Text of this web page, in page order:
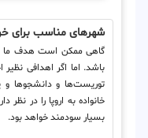
شهرهای مناسب برای
گاهی ممکن است هدف ما
باشد. اما اگر اهدافی
توریست‌ها و دانشجوها و
خانواده به اروپا را در
بسیار سودمند خواهد بود.